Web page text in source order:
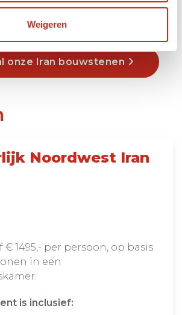
Weigeren
onze Iran bouwstenen
Noordwest Iran
€ 1495,- per persoon, op basis
in een
is inclusief: